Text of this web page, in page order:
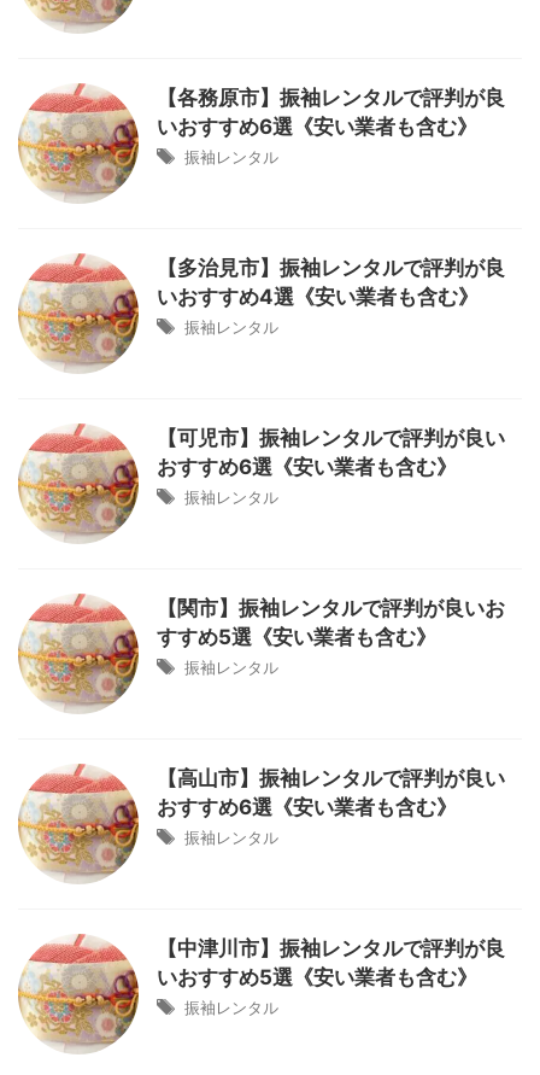
【各務原市】振袖レンタルで評判が良
いおすすめ6選《安い業者も含む》
振袖レンタル
【多治見市】振袖レンタルで評判が良
いおすすめ4選《安い業者も含む》
振袖レンタル
【可児市】振袖レンタルで評判が良い
おすすめ6選《安い業者も含む》
振袖レンタル
【関市】振袖レンタルで評判が良いお
すすめ5選《安い業者も含む》
振袖レンタル
【高山市】振袖レンタルで評判が良い
おすすめ6選《安い業者も含む》
振袖レンタル
【中津川市】振袖レンタルで評判が良
いおすすめ5選《安い業者も含む》
振袖レンタル